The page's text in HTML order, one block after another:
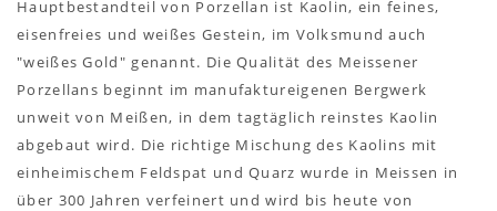
14''' Kosmosbrenner von Wild & Wessel, Berlin
Meissener Porzellan
Hauptbestandteil von Porzellan ist Kaolin, ein feines,
eisenfreies und weißes Gestein, im Volksmund auch
"weißes Gold" genannt. Die Qualität des Meissener
Porzellans beginnt im manufaktureigenen Bergwerk
unweit von Meißen, in dem tagtäglich reinstes Kaolin
abgebaut wird. Die richtige Mischung des Kaolins mit
einheimischem Feldspat und Quarz wurde in Meissen in
über 300 Jahren verfeinert und wird bis heute von